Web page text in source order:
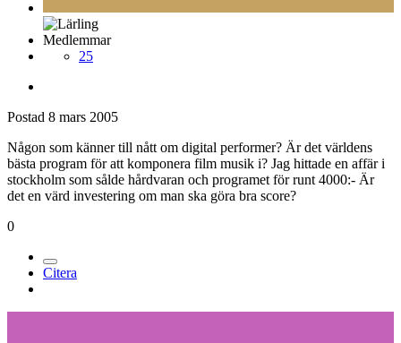
Medlemmar
25
Postad 8 mars 2005
Någon som känner till nått om digital performer? Är det världens
bästa program för att komponera film musik i? Jag hittade en affär i
stockholm som sålde hårdvaran och programet för runt 4000:- Är
det en värd investering om man ska göra bra score?
0
Citera